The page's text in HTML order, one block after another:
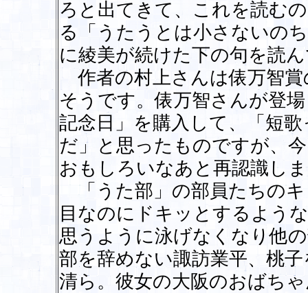
ろと出てきて、これを読む
る「うたうとは小さないの
に綾美が続けた下の句を読
作者の村上さんは俵万智
そうです。俵万智さんが登
記念日」を購入して、「短
だ」と思ったものですが、
おもしろいなあと再認識し
「うた部」の部員たちの
目なのにドキッとするよう
思うように泳げなくなり他
部を辞めない諏訪業平、桃
清ら。彼女の大阪のおばち